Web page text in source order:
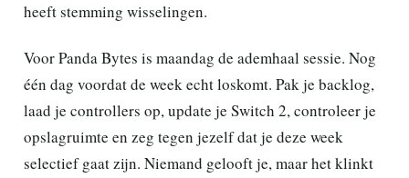
heeft stemming wisselingen.
Voor Panda Bytes is maandag de ademhaal sessie. Nog
één dag voordat de week echt loskomt. Pak je backlog,
laad je controllers op, update je Switch 2, controleer je
opslagruimte en zeg tegen jezelf dat je deze week
selectief gaat zijn. Niemand gelooft je, maar het klinkt